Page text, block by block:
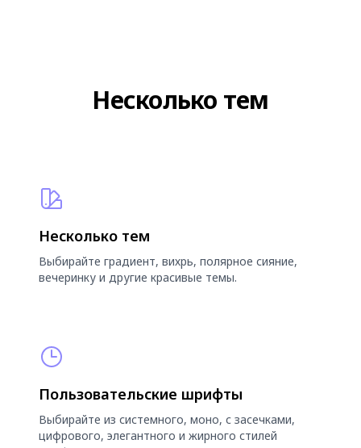
Несколько тем
Несколько тем
Выбирайте градиент, вихрь, полярное сияние,
вечеринку и другие красивые темы.
Пользовательские шрифты
Выбирайте из системного, моно, с засечками,
цифрового, элегантного и жирного стилей